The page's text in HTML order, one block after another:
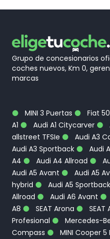
Grupo de concesionarios
coches nuevos, Km 0,
marcas
MINI 3 Puertas Fiat
A1
Audi A1 Citycarver
allstreet TFSIe
Audi A3
Audi A3 Sportback
Audi
A4
Audi A4 Allroad
Audi A5 Avant
Audi A5
hybrid
Audi A5 Sportback
Allroad
Audi A6 Avant
A8
SEAT Arona SEAT
Profesional
Mercedes-
Compass
MINI Cooper 5